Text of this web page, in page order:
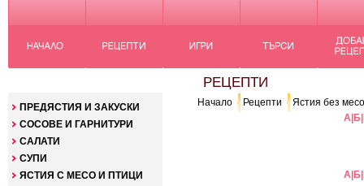
ПРЕДЯСТИЯ И ЗАКУСКИ
СОСОВЕ И ГАРНИТУРИ
САЛАТИ
СУПИ
ЯСТИЯ С МЕСО И ПТИЦИ
РЕЦЕПТИ
Начало Рецепти
Ястия без месо
А Б
А Б